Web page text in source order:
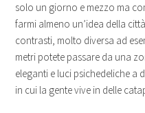
solo un giorno e mezzo ma
farmi almeno un’idea della
contrasti, molto diversa ad
metri potete passare da una
eleganti e luci psichedeliche a
in cui la gente vive in delle